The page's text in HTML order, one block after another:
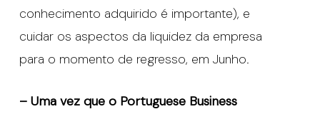
conhecimento adquirido é importante), e
cuidar os aspectos da liquidez da empresa
para o momento de regresso, em Junho.
– Uma vez que o Portuguese Business